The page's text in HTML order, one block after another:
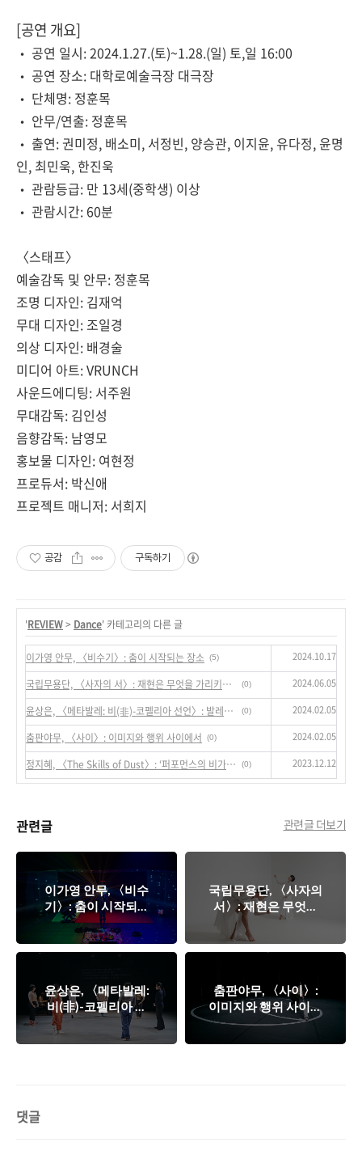
[공연 개요]
• 공연 일시: 2024.1.27.(토)~1.28.(일) 토,일 16:00
• 공연 장소: 대학로예술극장 대극장
• 단체명: 정훈목
• 안무/연출: 정훈목
• 출연: 권미정, 배소미, 서정빈, 양승관, 이지윤,유다정,윤명
인, 최민욱, 한진욱
• 관람등급: 만 13세(중학생) 이상
• 관람시간: 60분
〈스태프〉
예술감독 및 안무: 정훈목
조명 디자인: 김재억
무대 디자인:조일경
의상 디자인: 배경술
미디어 아트: VRUNCH
사운드에디팅: 서주원
무대감독: 김인성
음향감독: 남영모
홍보물 디자인: 여현정
프로듀서: 박신애
프로젝트 매니저: 서희지
공감 구독하기
'REVIEW> Dance' 카테고리의 다른 글
이가영 안무, 〈비수기〉: 춤이 시작되는 장소 (5) 2024.10.17
국립무용단, 〈사자의 서〉: 재현은 무엇을 가리키는가 (0) 2024.06.05
윤상은, 〈메타발레: 비(非)-코펠리아 선언〉: 발레를 사랑할 수 있는가 (0) 2024.02.05
춤판야무, 〈사이〉: 이미지와 행위 사이에서 (0) 2024.02.05
정지혜, 〈The Skills of Dust〉: ‘퍼포먼스의 비가시성’ (0) 2023.12.12
관련글 관련글 더보기
이가영 안무, 〈비수
기〉: 춤이 시작되는
장소
국립무용단, 〈사자의
서〉: 재현은 무엇을
가리키는가
윤상은, 〈메타발레:
비(非)-코펠리아 선
언〉: 발레를 사랑할
수 있는가
춤판야무, 〈사이〉:
이미지와 행위 사이에
서
댓글